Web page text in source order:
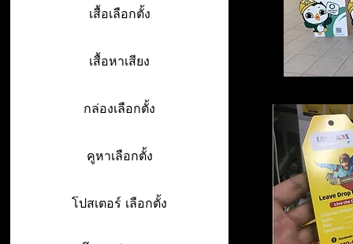
เสื้อเลือกตั้ง
เสื้อหาเสียง
กล่องเลือกตั้ง
คูหาเลือกตั้ง
โปสเตอร์ เลือกตั้ง